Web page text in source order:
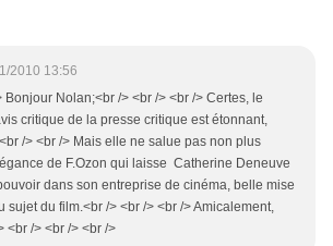
2010 13:56
Bonjour Nolan;<br /> <br /> <br /> Certes, le
critique de la presse critique est étonnant,
/> <br /> Mais elle ne salue pas non plus
de F.Ozon qui laisse Catherine Deneuve
dans son entreprise de cinéma, belle mise
sujet du film.<br /> <br /> <br /> Amicalement,
<br /> <br /> <br />